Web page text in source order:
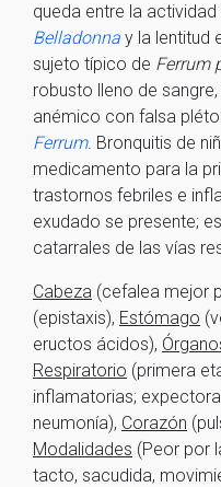
queda entre la
Belladonna y la lentitud
sujeto típico de Ferrum
robusto lleno de
anémico con falsa
Ferrum. Bronquitis de
medicamento para la
trastornos febriles e
exudado se presente;
catarrales de las vías
Cabeza (cefalea mejor
(epistaxis), Estómago
eructos ácidos),
Respiratorio (primera
inflamatorias;
neumonía), Corazón
Modalidades (Peor por
tacto, sacudida,